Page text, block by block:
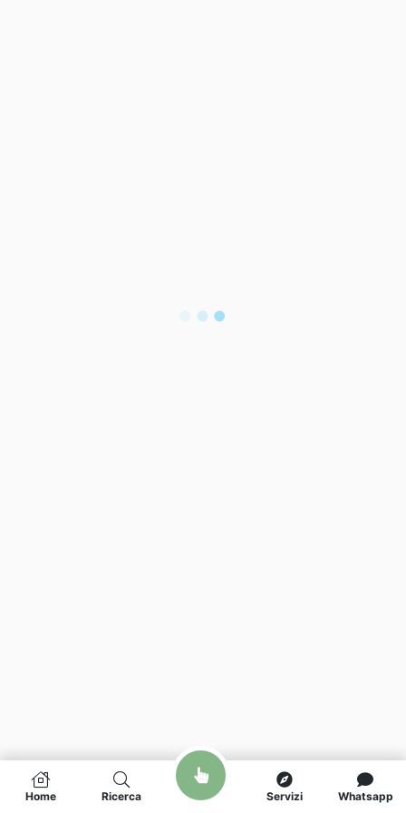
Home Ricerca Servizi Whatsapp